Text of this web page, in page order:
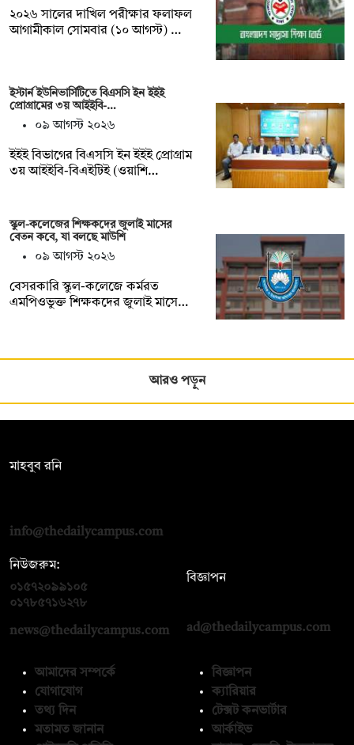
২০২৬ সালের দাখিল পরীক্ষার ফলাফল
আগামীকাল সোমবার (১০ আগস্ট) …
ইস্টার্ন ইউনিভার্সিটিতে বিএসসি ইন ইইই
প্রোগ্রামের ৩য় আইইবি-…
০৯ আগস্ট ২০২৬
ইইই বিভাগের বিএসসি ইন ইইই প্রোগ্রাম
৩য় আইইবি-বিএইটিই (ওয়াশি…
স্কুল-কলেজের শিক্ষকদের জুলাই মাসের
বেতন কবে, যা বলছে মাউশি
০৯ আগস্ট ২০২৬
বেসরকারি স্কুল-কলেজে কর্মরত
এমপিওভুক্ত শিক্ষকদের জুলাই মাসে…
আরও পড়ুন
মাহবুব রনি
info@thedailycampus.com
নিউজরুম:
০১৫৭২০৯৯১০৫
০১৭৮৫৭১৬২৭৮
news@thedailycampus.com
বিজ্ঞাপন
ad@thedailycampus.com
আমাদের সম্পর্কে
যোগাযোগ
তথ্য দিন
মতামত জানান
বিজ্ঞাপন
ক্যারিয়ার
টেক্সট কনভার্টার
আর্কাইভ